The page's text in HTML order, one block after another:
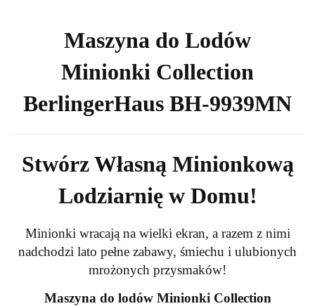
Maszyna do Lodów
Minionki Collection
BerlingerHaus BH-9939MN
Stwórz Własną Minionkową
Lodziarnię w Domu!
Minionki wracają na wielki ekran, a razem z nimi
nadchodzi lato pełne zabawy, śmiechu i ulubionych
mrożonych przysmaków!
Maszyna do lodów Minionki Collection